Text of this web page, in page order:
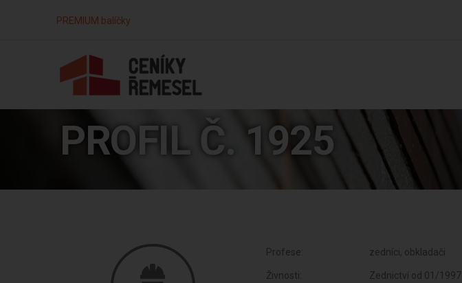
PREMIUM balíčky
PROFIL Č. 1925
Profese: zedníci, obkladači
Živnosti: Zednictví od 01/1997